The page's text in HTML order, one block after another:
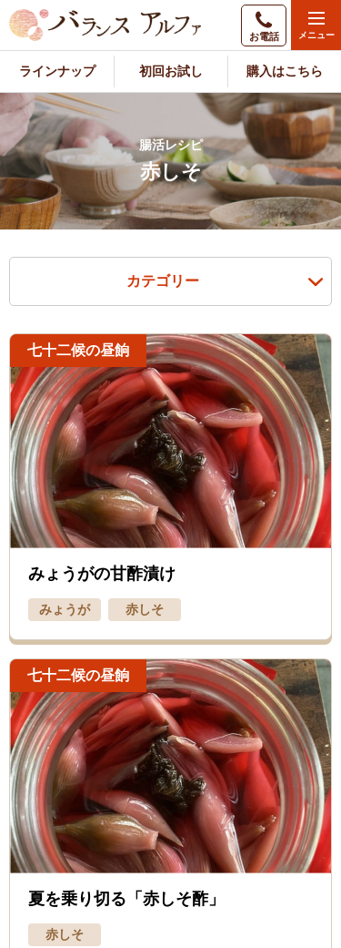
お電話
ラインナップ 初回お試し 購入はこちら
腸活レシピ
赤しそ
カテゴリー
七十二候の昼餉
みょうがの甘酢漬け
みょうが 赤しそ
七十二候の昼餉
夏を乗り切る「赤しそ酢」
赤しそ